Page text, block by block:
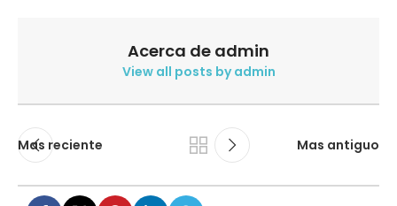
Acerca de admin
View all posts by admin
Mas reciente Mas antiguo